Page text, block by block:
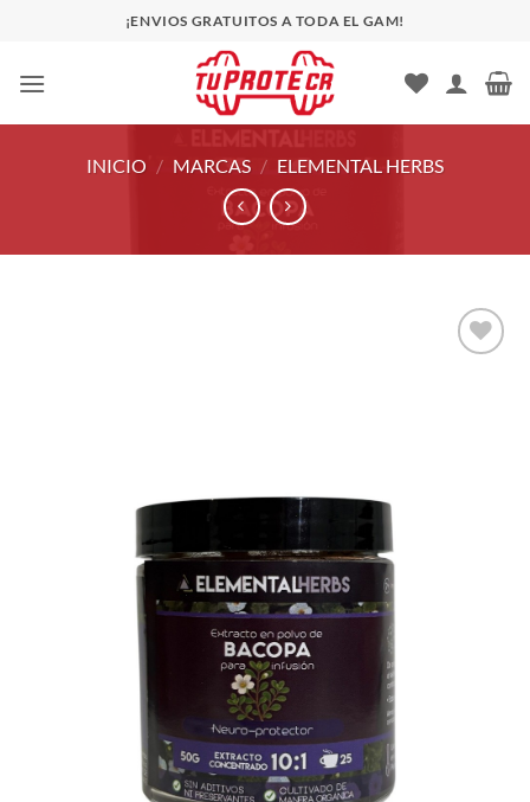
contenido
¡ENVIOS GRATUITOS A TODA EL GAM!
INICIO / MARCAS / ELEMENTAL HERBS